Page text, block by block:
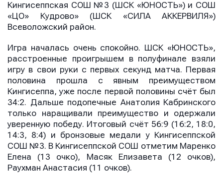
Кингисеппская СОШ №3 (ШСК «ЮНОСТЬ») и СОШ
«ЦО» Кудрово» (ШСК «СИЛА АККЕРВИЛЯ»)
Всеволожский район.
Игра началась очень спокойно. ШСК «ЮНОСТЬ»,
расстроенные проигрышем в полуфинале взяли
игру в свои руки с первых секунд матча. Первая
половина прошла с явным преимуществом
Кингисеппа, уже после первой половины счёт был
34:2. Дальше подопечные Анатолия Кабринского
только наращивали преимущество и одержали
уверенную победу. Итоговый счёт 56:9 (16:2, 18:0,
14:3, 8:4) и бронзовые медали у Кингисеппской
СОШ №3. В Кингисеппской СОШ отметим Маренко
Елена (13 очко), Масяк Елизавета (12 очков),
Раухман Анастасия (11 очков).